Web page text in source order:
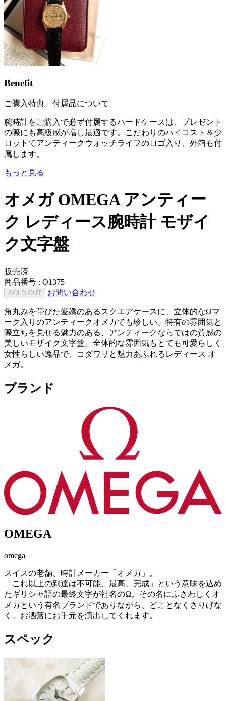
Benefit
ご購入特典、付属品について
腕時計をご購入で必ず付属するハードケースは、プレゼント
の際にも高級感が増し最適です。こだわりのハイコスト＆少
ロットでアンティークウォッチライフのロゴ入り、外箱も付
属します。
もっと見る
オメガ OMEGA アンティー
ク レディース腕時計 モザイ
ク文字盤
販売済
商品番号 : O1375
SOLD OUT お問い合わせ
角丸みを帯びた愛嬌のあるスクエアケースに、立体的なΩマ
ーク入りのアンティークオメガでも珍しい、特有の雰囲気と
際立ちを見せる魅力のある、アンティークならではの質感の
美しいモザイク文字盤。全体的な雰囲気もとても可愛らしく
女性らしい逸品で、コダワリと魅力あふれるレディース オ
メガ。
ブランド
OMEGA
omega
スイスの老舗、時計メーカー「オメガ」。
「これ以上の到達は不可能、最高、完成」という意味を込め
たギリシャ語の最終文字が社名のΩ。その名にふさわしくオ
メガという有名ブランドでありながら、どことなくさりげな
く、お洒落にお手元を演出してくれます。
スペック